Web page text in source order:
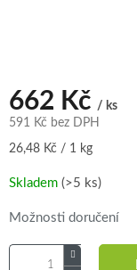
662 Kč / ks
591 Kč bez DPH
Měrná
26,48 Kč / 1 kg
Skladem (>5 ks)
Možnosti doručení